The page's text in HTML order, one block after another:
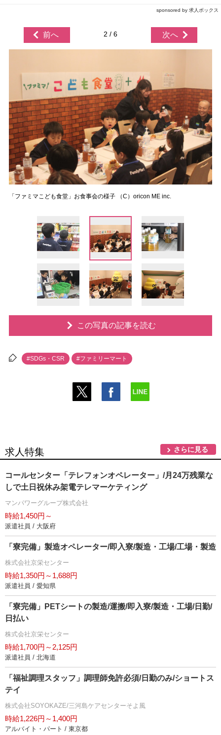
sponsored by 求人ボックス
前へ 2 / 6 次へ
「ファミマこども食堂」お食事会の様子 （C）oricon ME inc.
この写真の記事を読む
#SDGs・CSR #ファミリーマート
求人特集 さらに見る
コールセンター「テレフォンオペレーター」/月24万残業な
しで土日祝休み架電テレマーケティング
マンパワーグループ株式会社
時給1,450円～
派遣社員 / 大阪府
「寮完備」製造オペレーター/即入寮/製造・工場/工場・製造
株式会社京栄センター
時給1,350円～1,688円
派遣社員 / 愛知県
「寮完備」PETシートの製造/運搬/即入寮/製造・工場/日勤/
日払い
株式会社京栄センター
時給1,700円～2,125円
派遣社員 / 北海道
「福祉調理スタッフ」調理師免許必須/日勤のみ/ショートス
テイ
株式会社SOYOKAZE/三河島ケアセンターそよ風
時給1,226円～1,400円
アルバイト・パート / 東京都